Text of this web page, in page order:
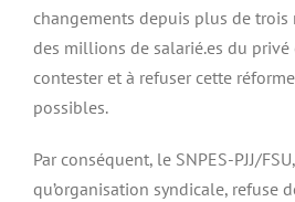
changements depuis plus de trois
des millions de salarié.es du
contester et à refuser cette
possibles.
Par conséquent, le SNPES-PJJ/
qu’organisation syndicale, refuse